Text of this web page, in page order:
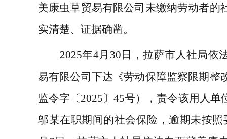
美康虫草贸易有限公司未缴纳劳动者的
实清楚、证据确凿。
2025年4月 30 日，拉萨市人社局依
易有限公司下达《劳动保障监察限期整
监令字〔2025〕45号），责令该用人单
邬某在职期间的社会保险，逾期未按照